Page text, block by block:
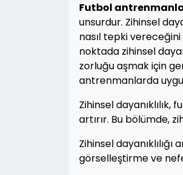
Futbol
unsurdur. Zihinsel
nasıl tepki
noktada zihinsel
zorluğu aşmak için
antrenmanlarda
Zihinsel
artırır. Bu bölümde,
Zihinsel
görselleştirme ve